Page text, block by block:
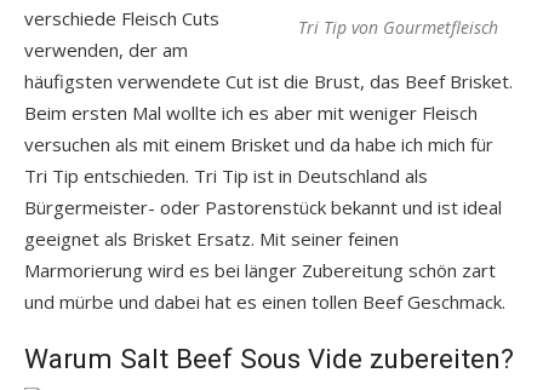
Tri Tip von Gourmetfleisch
verschiede Fleisch Cuts
verwenden, der am
häufigsten verwendete Cut ist die Brust, das Beef Brisket.
Beim ersten Mal wollte ich es aber mit weniger Fleisch
versuchen als mit einem Brisket und da habe ich mich für
Tri Tip entschieden. Tri Tip ist in Deutschland als
Bürgermeister- oder Pastorenstück bekannt und ist ideal
geeignet als Brisket Ersatz. Mit seiner feinen
Marmorierung wird es bei länger Zubereitung schön zart
und mürbe und dabei hat es einen tollen Beef Geschmack.
Warum Salt Beef Sous Vide zubereiten?